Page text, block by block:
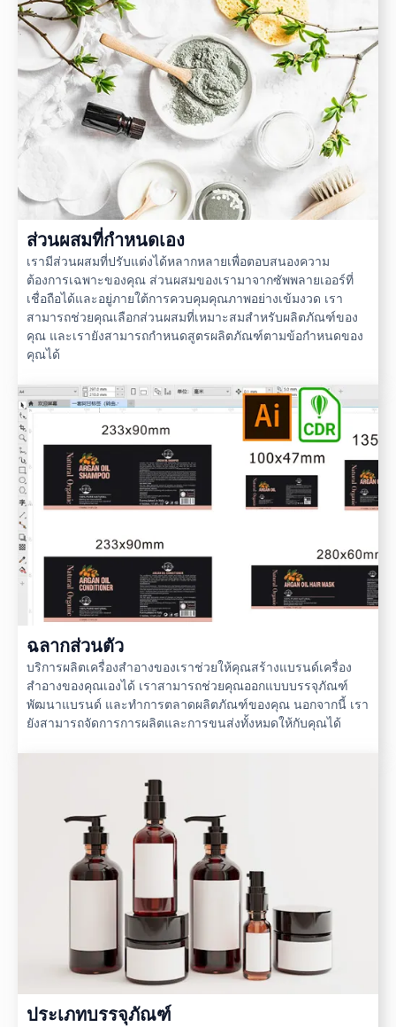
ส่วนผสมที่กำหนดเอง
เรามีส่วนผสมที่ปรับแต่งได้หลากหลายเพื่อตอบสนองความ
ต้องการเฉพาะของคุณ ส่วนผสมของเรามาจากซัพพลายเออร์ที่
เชื่อถือได้และอยู่ภายใต้การควบคุมคุณภาพอย่างเข้มงวด เรา
สามารถช่วยคุณเลือกส่วนผสมที่เหมาะสมสำหรับผลิตภัณฑ์ของ
คุณ และเรายังสามารถกำหนดสูตรผลิตภัณฑ์ตามข้อกำหนดของ
คุณได้
ฉลากส่วนตัว
บริการผลิตเครื่องสำอางของเราช่วยให้คุณสร้างแบรนด์เครื่อง
สำอางของคุณเองได้ เราสามารถช่วยคุณออกแบบบรรจุภัณฑ์
พัฒนาแบรนด์ และทำการตลาดผลิตภัณฑ์ของคุณ นอกจากนี้ เรา
ยังสามารถจัดการการผลิตและการขนส่งทั้งหมดให้กับคุณได้
ประเภทบรรจุภัณฑ์